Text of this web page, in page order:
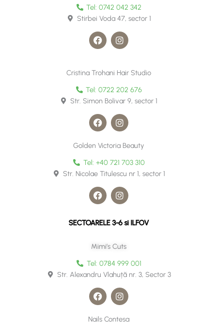
o
o
k
g
r
a
m
Tel: 0742 042 342
Stirbei Voda 47, sector 1
F
a
b
o
I
n
a
r
m
Cristina Trohani Hair Studio
Tel: 0722 202 676
Str. Simon Bolivar 9, sector 1
F
a
e
o
o
k
I
n
t
g
r
a
m
Golden Victoria Beauty
Tel: +40 721 703 310
Str. Nicolae Titulescu nr 1, sector 1
F
a
b
o
k
I
n
a
r
a
m
SECTOARELE 3-6 si ILFOV
Mimi’s Cuts
Tel: 0784 999 001
Str. Alexandru Vlahuță nr. 3, Sector 3
F
a
e
I
n
t
Nails Contesa